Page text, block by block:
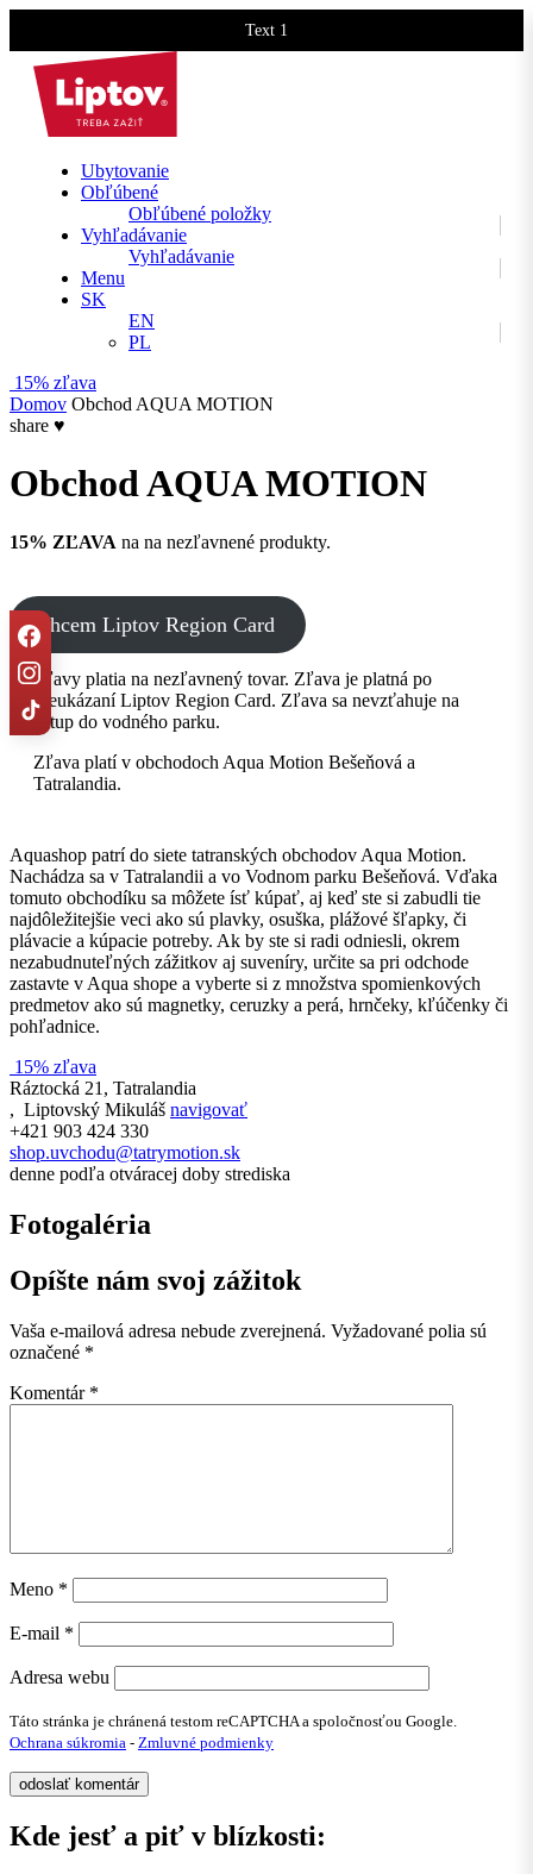
Text 1
Ubytovanie
Obľúbené
Obľúbené položky
Vyhľadávanie
Vyhľadávanie
Menu
SK
EN
PL
15% zľava
Domov Obchod AQUA MOTION
share ♥
Obchod AQUA MOTION
15% ZĽAVA na na nezľavnené produkty.
chcem Liptov Region Card
Zľavy platia na nezľavnený tovar. Zľava je platná po
preukázaní Liptov Region Card. Zľava sa nevzťahuje na
vstup do vodného parku.
Zľava platí v obchodoch Aqua Motion Bešeňová a
Tatralandia.
Aquashop patrí do siete tatranských obchodov Aqua Motion.
Nachádza sa v Tatralandii a vo Vodnom parku Bešeňová. Vďaka
tomuto obchodíku sa môžete ísť kúpať, aj keď ste si zabudli tie
najdôležitejšie veci ako sú plavky, osuška, plážové šľapky, či
plávacie a kúpacie potreby. Ak by ste si radi odniesli, okrem
nezabudnuteľných zážitkov aj suveníry, určite sa pri odchode
zastavte v Aqua shope a vyberte si z množstva spomienkových
predmetov ako sú magnetky, ceruzky a perá, hrnčeky, kľúčenky či
pohľadnice.
15% zľava
Ráztocká 21, Tatralandia
, Liptovský Mikuláš navigovať
+421 903 424 330
shop.uvchodu@tatrymotion.sk
denne podľa otváracej doby strediska
Fotogaléria
Opíšte nám svoj zážitok
Vaša e-mailová adresa nebude zverejnená. Vyžadované polia sú
označené *
Komentár *
Meno *
E-mail *
Adresa webu
Táto stránka je chránená testom reCAPTCHA a spoločnosťou Google.
Ochrana súkromia - Zmluvné podmienky
Kde jesť a piť v blízkosti: